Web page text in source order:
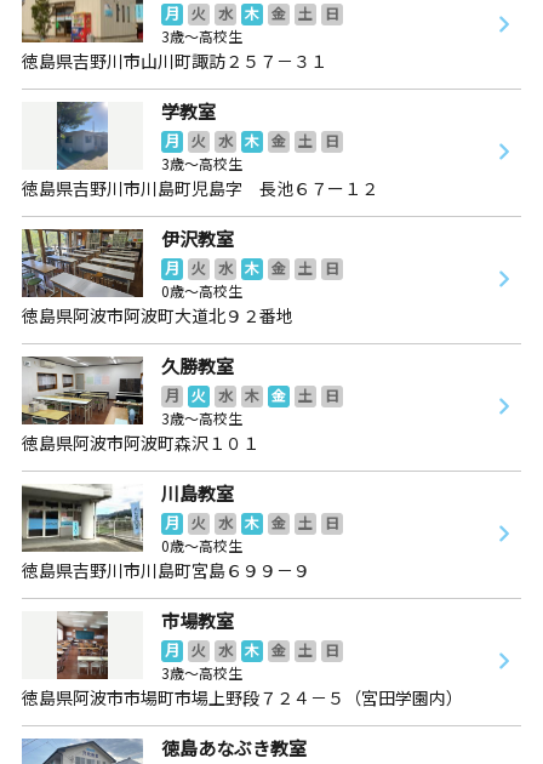
月 火 水 木 金 土
日
3歳～高校生
徳島県吉野川市山川町諏訪２５７－３１
学教室
月 火 水 木 金 土
日
3歳～高校生
徳島県吉野川市川島町児島字 長池６７ー１２
伊沢教室
月 火 水 木 金 土
日
0歳～高校生
徳島県阿波市阿波町大道北９２番地
久勝教室
月 火 水 木 金 土
日
3歳～高校生
徳島県阿波市阿波町森沢１０１
川島教室
月 火 水 木 金 土
日
0歳～高校生
徳島県吉野川市川島町宮島６９９－９
市場教室
月 火 水 木 金 土
日
3歳～高校生
徳島県阿波市市場町市場上野段７２４－５（宮田学園内）
徳島あなぶき教室